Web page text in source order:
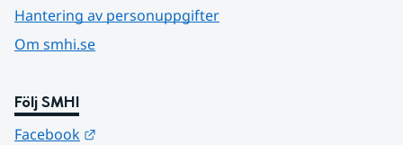
Hantering av personuppgifter
Om smhi.se
Följ SMHI
Facebook